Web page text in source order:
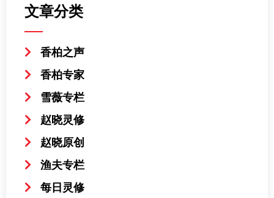
文章分类
香柏之声
香柏专家
雪薇专栏
赵晓灵修
赵晓原创
渔夫专栏
每日灵修